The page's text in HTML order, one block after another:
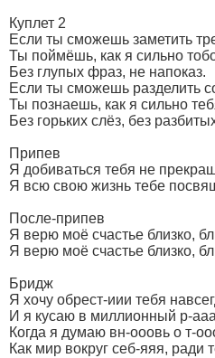
Куплет 2
Если ты сможешь заметить
Ты поймёшь, как я сильно
Без глупых фраз, не напоказ.
Если ты сможешь разделить
Ты познаешь, как я сильно
Без горьких слёз, без
Припев
Я добиваться тебя не
Я всю свою жизнь тебе
После-припев
Я верю моё счастье близко,
Я верю моё счастье близко,
Бридж
Я хочу обрест-иии тебя
И я кусаю в миллионный р-
Когда я думаю вн-ооовь о т-
Как мир вокруг себ-яяя, ради